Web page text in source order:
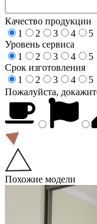
Качество продукции
1
2 3 4
5
Уровень сервиса
1
2 3 4
5
Срок изготовления
1
2 3 4
5
Пожалуйста,
Похожие модели